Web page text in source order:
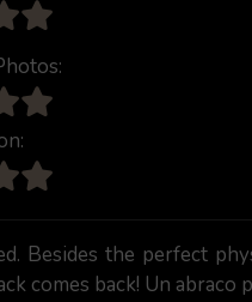
Besides the perfect
comes back! Un abraco